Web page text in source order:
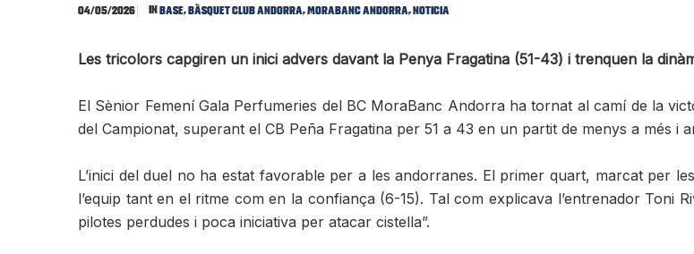
04/05/2026 InBase,Bàsquet Club Andorra,MoraBanc Andorra,Noticia
Les tricolors capgiren un inici advers davant la Penya Fragatina (51-43) i trenquen la
El Sènior Femení Gala Perfumeries del BC MoraBanc Andorra ha tornat al camí de la
del Campionat, superant el CB Peña Fragatina per 51 a 43 en un partit de menys a més i
L’inici del duel no ha estat favorable per a les andorranes. El primer quart, marcat per
l’equip tant en el ritme com en la confiança (6-15). Tal com explicava l’entrenador Toni
pilotes perdudes i poca iniciativa per atacar cistella”.